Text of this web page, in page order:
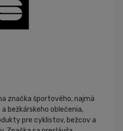
značka športového, najmä
bežkárskeho oblečenia,
pre cyklistov, bežcov a